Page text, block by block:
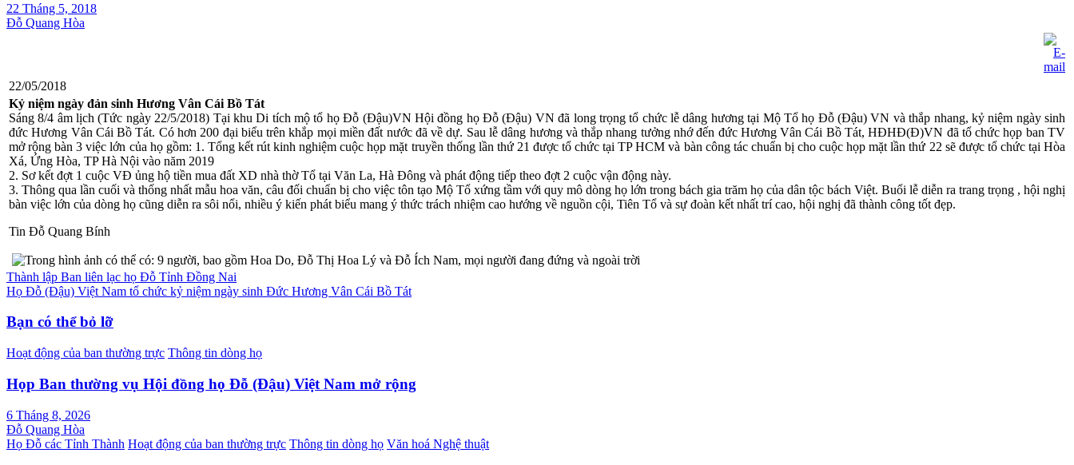
22 Tháng 5, 2018
Đỗ Quang Hòa
22/05/2018
Kỷ niệm ngày đản sinh Hương Vân Cái Bồ Tát
Sáng 8/4 âm lịch (Tức ngày 22/5/2018) Tại khu Di tích mộ tổ họ Đỗ (Đậu)VN Hội đồng họ Đỗ (Đậu) VN đã long trọng tổ chức lễ dâng hương tại Mộ Tổ họ Đỗ (Đậu) VN và thắp nhang, kỷ niệm ngày sinh
đức Hương Vân Cái Bồ Tát. Có hơn 200 đại biểu trên khắp mọi miền đất nước đã về dự. Sau lễ dâng hương và thắp nhang tưởng nhớ đến đức Hương Vân Cái Bồ Tát, HĐHĐ(Đ)VN đã tổ chức họp ban TV
mở rộng bàn 3 việc lớn của họ gồm: 1. Tổng kết rút kinh nghiệm cuộc họp mặt truyền thống lần thứ 21 được tổ chức tại TP HCM và bàn công tác chuẩn bị cho cuộc họp mặt lần thứ 22 sẽ được tổ chức tại Hòa
Xá, Ứng Hòa, TP Hà Nội vào năm 2019
2. Sơ kết đợt 1 cuộc VĐ ủng hộ tiền mua đất XD nhà thờ Tổ tại Văn La, Hà Đông và phát động tiếp theo đợt 2 cuộc vận động này.
3. Thông qua lần cuối và thống nhất mẫu hoa văn, câu đối chuẩn bị cho việc tôn tạo Mộ Tổ xứng tầm với quy mô dòng họ lớn trong bách gia trăm họ của dân tộc bách Việt. Buổi lễ diễn ra trang trọng , hội nghị
bàn việc lớn của dòng họ cũng diễn ra sôi nổi, nhiều ý kiến phát biểu mang ý thức trách nhiệm cao hướng về nguồn cội, Tiên Tổ và sự đoàn kết nhất trí cao, hội nghị đã thành công tốt đẹp.
Tin Đỗ Quang Bính
Điều
hướng
bài
viết
Thành lập Ban liên lạc họ Đỗ Tỉnh Đồng Nai
Họ Đỗ (Đậu) Việt Nam tổ chức kỷ niệm ngày sinh Đức Hương Vân Cái Bồ Tát
Bạn có thể bỏ lỡ
Hoạt động của ban thường trực Thông tin dòng họ
Họp Ban thường vụ Hội đồng họ Đỗ (Đậu) Việt Nam mở rộng
6 Tháng 8, 2026
Đỗ Quang Hòa
Họ Đỗ các Tỉnh Thành Hoạt động của ban thường trực Thông tin dòng họ Văn hoá Nghệ thuật